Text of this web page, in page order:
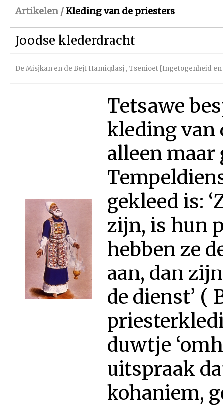
Artikelen /Kleding van de priesters
Joodse klederdracht
De Misjkan en de Bejt Hamiqdasj ,Tsenioet [Ingetogenheid en
Tetsawe
kleding van
alleen maar
gekleed is:
zijn, is hun
hebben ze
aan, dan
de dienst’ (
duwtje
uitspraak
kohaniem,